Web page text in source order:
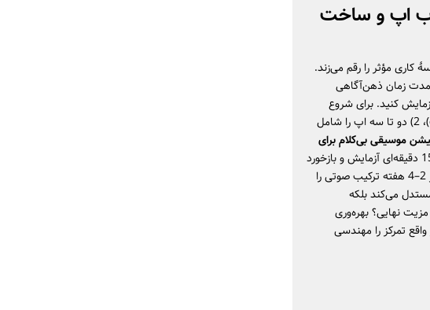
اپ و ساخت
مؤثر را رقم می‌زند.
مدت زمان ذهن‌آگاهی
کنید. برای شروع
عملی: 1) نوع کار شناختی‌تان را مشخص کنید (خواندن، حل مسئله، خلاقیت)، 2) دو تا سه اپ را شامل
موسیقی بی‌کلام برای
، 3) هر پلی‌لیست را در جلسات 10–15 دقیقه‌ای آزمایش و بازخورد
کوتاه ثبت کنید، 4) تمپو، بلندی صدا و تایمر پومودورو را تنظیم کنید و 5) هر 2–4 هفته ترکیب صوتی را
مستدل می‌کند بلکه
نهایی؟ بهره‌وری
تمرکز را مهندسی